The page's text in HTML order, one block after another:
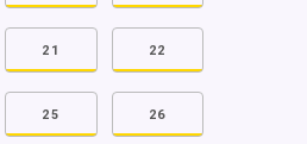
21 22
25 26